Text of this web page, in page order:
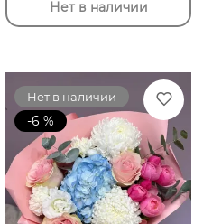
Нет в наличии
Нет в наличии
-6 %